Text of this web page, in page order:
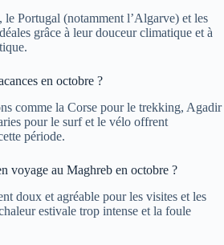
le Portugal (notamment l’Algarve) et les
grâce à leur douceur climatique et à
en octobre ?
comme la Corse pour le trekking, Agadir
pour le surf et le vélo offrent
période.
voyage au Maghreb en octobre ?
doux et agréable pour les visites et les
estivale trop intense et la foule